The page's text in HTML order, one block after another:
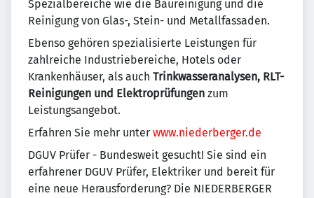
Spezialbereiche wie die Baureinigung und die
Reinigung von Glas-, Stein- und Metallfassaden.
Ebenso gehören spezialisierte Leistungen für
zahlreiche Industriebereiche, Hotels oder
Krankenhäuser, als auch Trinkwasseranalysen, RLT-
Reinigungen und Elektroprüfungen zum
Leistungsangebot.
Erfahren Sie mehr unter www.niederberger.de
DGUV Prüfer - Bundesweit gesucht! Sie sind ein
erfahrener DGUV Prüfer, Elektriker und bereit für
eine neue Herausforderung? Die NIEDERBERGER